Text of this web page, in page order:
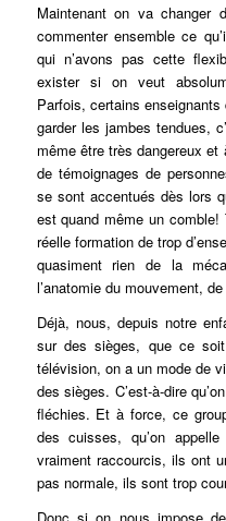
Maintenant on va
commenter ensemble ce
qui n’avons pas cette
exister si on veut
Parfois, certains
garder les jambes tendues,
même être très dangereux et
de témoignages de
se sont accentués dès lors
est quand même un comble!
réelle formation de trop
quasiment rien de la
l’anatomie du mouvement,
Déjà, nous, depuis notre
sur des sièges, que ce
télévision, on a un mode de
des sièges. C’est-à-dire
fléchies. Et à force, ce
des cuisses, qu’on
vraiment raccourcis, ils ont
pas normale, ils sont trop